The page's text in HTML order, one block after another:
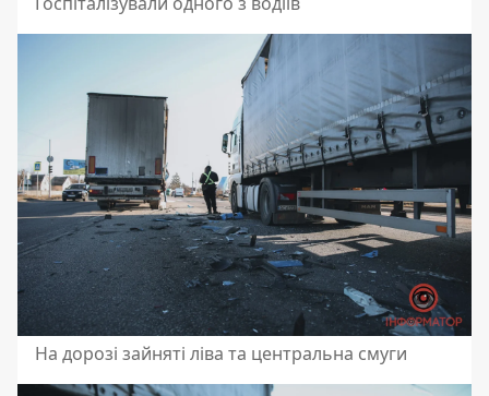
На дорозі зайняті ліва та центральна смуги